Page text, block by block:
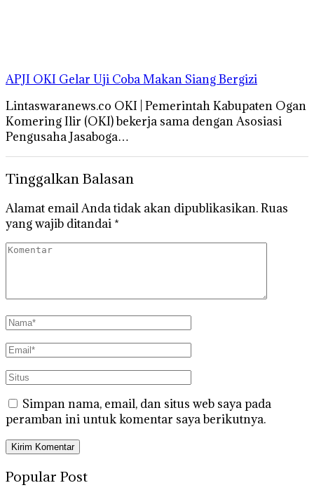
APJI OKI Gelar Uji Coba Makan Siang Bergizi
Lintaswaranews.co OKI | Pemerintah Kabupaten Ogan
Komering Ilir (OKI) bekerja sama dengan Asosiasi
Pengusaha Jasaboga…
Tinggalkan Balasan
Alamat email Anda tidak akan dipublikasikan.Ruas
yang wajib ditandai *
Simpan nama, email, dan situs web saya pada
peramban ini untuk komentar saya berikutnya.
Popular Post